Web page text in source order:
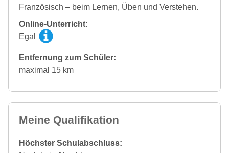
Französisch – beim Lernen, Üben und Verstehen.
Online-Unterricht:
Egal
Entfernung zum Schüler:
maximal 15 km
Meine Qualifikation
Höchster Schulabschluss: